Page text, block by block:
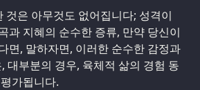
것은 아무것도 없어집니다; 성격이
과 지혜의 순수한 증류, 만약 당신이
면, 말하자면, 이러한 순수한 감정과
대부분의 경우, 육체적 삶의 경험 동
가됩니다.